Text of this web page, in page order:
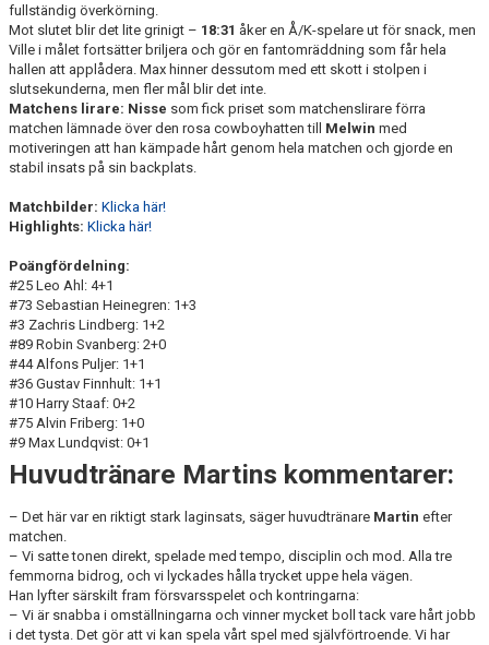
fullständig överkörning.
Mot slutet blir det lite grinigt – 18:31 åker en Å/K-spelare ut för snack, men
Ville i målet fortsätter briljera och gör en fantomräddning som får hela
hallen att applådera. Max hinner dessutom med ett skott i stolpen i
slutsekunderna, men fler mål blir det inte.
Matchens lirare: Nisse som fick priset som matchenslirare förra
matchen lämnade över den rosa cowboyhatten till Melwin med
motiveringen att han kämpade hårt genom hela matchen och gjorde en
stabil insats på sin backplats.
Matchbilder: Klicka här!
Highlights: Klicka här!
Poängfördelning:
#25 Leo Ahl: 4+1
#73 Sebastian Heinegren: 1+3
#3 Zachris Lindberg: 1+2
#89 Robin Svanberg: 2+0
#44 Alfons Puljer: 1+1
#36 Gustav Finnhult: 1+1
#10 Harry Staaf: 0+2
#75 Alvin Friberg: 1+0
#9 Max Lundqvist: 0+1
Huvudtränare Martins kommentarer:
– Det här var en riktigt stark laginsats, säger huvudtränare Martin efter
matchen.
– Vi satte tonen direkt, spelade med tempo, disciplin och mod. Alla tre
femmorna bidrog, och vi lyckades hålla trycket uppe hela vägen.
Han lyfter särskilt fram försvarsspelet och kontringarna:
– Vi är snabba i omställningarna och vinner mycket boll tack vare hårt jobb
i det tysta. Det gör att vi kan spela vårt spel med självförtroende. Vi har